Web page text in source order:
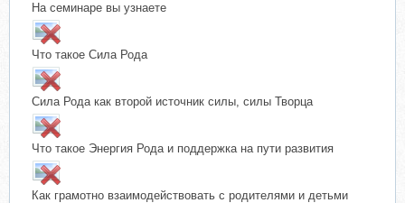
На семинаре вы узнаете
Что такое Сила Рода
Сила Рода как второй источник силы, силы Творца
Что такое Энергия Рода и поддержка на пути развития
Как грамотно взаимодействовать с родителями и детьми